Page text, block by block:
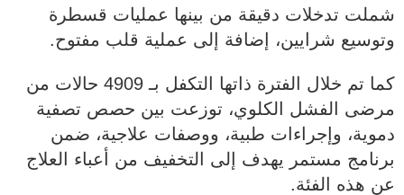
شملت تدخلات دقيقة من بينها عمليات قسطرة
وتوسيع شرايين، إضافة إلى عملية قلب مفتوح.
كما تم خلال الفترة ذاتها التكفل بـ 4909 حالات من
مرضى الفشل الكلوي، توزعت بين حصص تصفية
دموية، وإجراءات طبية، ووصفات علاجية، ضمن
برنامج مستمر يهدف إلى التخفيف من أعباء العلاج
عن هذه الفئة.